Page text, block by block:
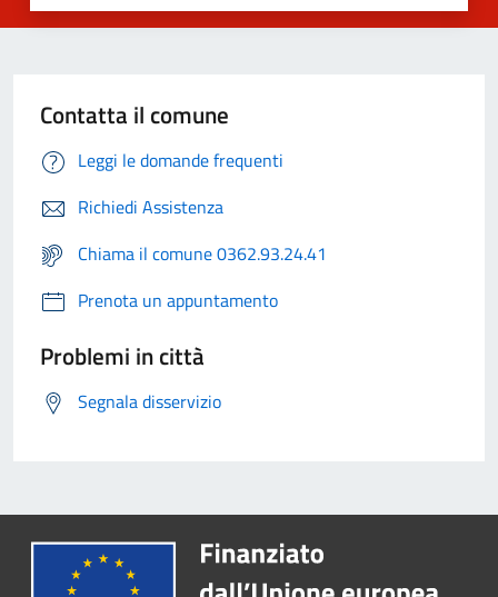
Contatta il comune
Leggi le domande frequenti
Richiedi Assistenza
Chiama il comune 0362.93.24.41
Prenota un appuntamento
Problemi in città
Segnala disservizio